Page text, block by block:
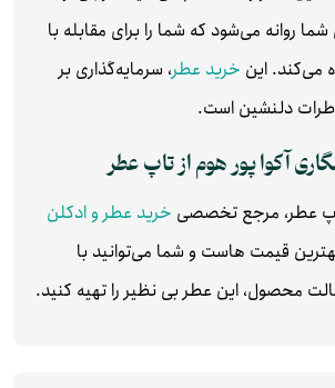
روانه می‌شود که شما را برای مقابله با
می‌کند. این خرید عطر، سرمایه‌گذاری بر
دلنشین است.
آکوا پور هوم از تاپ عطر
عطر، مرجع تخصصی خرید عطر و ادکلن
قیمت‌ هاست و شما می‌توانید با
محصول، این عطر بی‌ نظیر را تهیه کنید.